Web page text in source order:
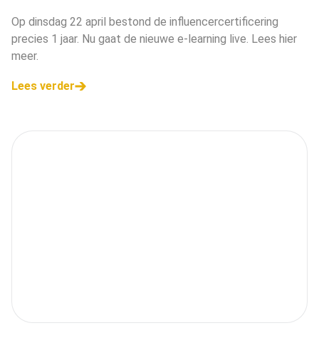
Op dinsdag 22 april bestond de influencercertificering
precies 1 jaar. Nu gaat de nieuwe e-learning live. Lees hier
meer.
Lees verder